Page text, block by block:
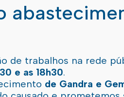
de trabalhos na rede
e as 18h30.
de Gandra e